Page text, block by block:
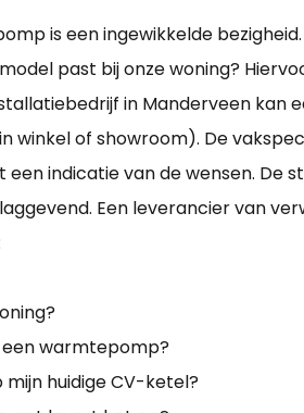
is een ingewikkelde
past bij onze woning?
in Manderveen kan
winkel of showroom). De
indicatie van de wensen. De
Een leverancier van
een warmtepomp?
huidige CV-ketel?